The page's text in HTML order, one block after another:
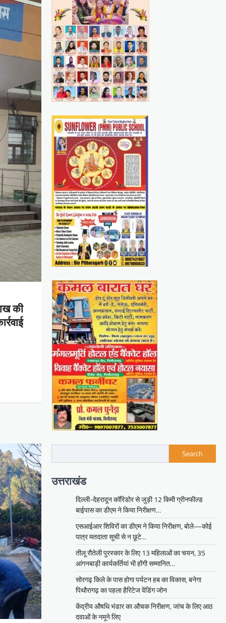
की
Search
उत्तराखंड
दिल्ली-देहरादून कॉरिडोर से जुड़ी 12 किमी ग्रीनफील्ड
बाईपास का डीएम ने किया निरीक्षण…
एसआईआर शिविरों का डीएम ने किया निरीक्षण, बोले—कोई
पात्र मतदाता सूची से न छूटे…
तीलू रौतेली पुरस्कार के लिए 13 महिलाओं का चयन, 35
आंगनबाड़ी कार्यकर्तियां भी होंगी सम्मानित…
सोरगढ़ किले के पास होगा पर्यटन हब का विकास, बनेगा
पिथौरागढ़ का पहला हैरिटेज वेंडिंग जोन
केंद्रीय औषधि भंडार का औचक निरीक्षण, जांच के लिए आठ
दवाओं के नमूने लिए